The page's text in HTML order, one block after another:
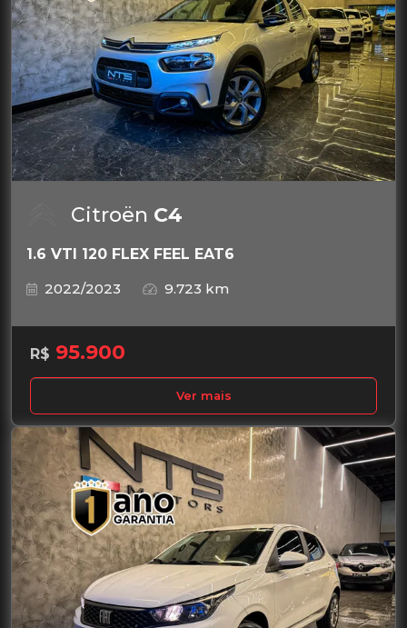
Citroën C4
1.6 VTI 120 FLEX FEEL EAT6
2022/2023
9.723 km
R$ 95.900
Ver mais